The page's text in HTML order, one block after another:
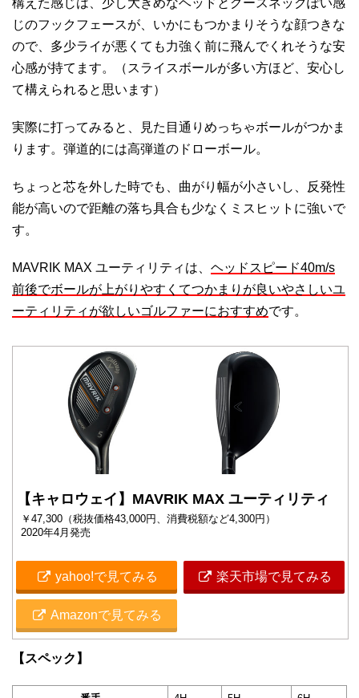
構えた感じは、少し大きめなヘッドとグースネックぽい感
じのフックフェースが、いかにもつかまりそうな顔つきな
ので、多少ライが悪くても力強く前に飛んでくれそうな安
心感が持てます。（スライスボールが多い方ほど、安心し
て構えられると思います）
実際に打ってみると、見た目通りめっちゃボールがつかま
ります。弾道的には高弾道のドローボール。
ちょっと芯を外した時でも、曲がり幅が小さいし、反発性
能が高いので距離の落ち具合も少なくミスヒットに強いで
す。
MAVRIK MAX ユーティリティは、 ヘッドスピード40m/s
前後でボールが上がりやすくてつかまりが良いやさしいユ
ーティリティが欲しいゴルファーにおすすめです。
【キャロウェイ】MAVRIK MAX ユーティリティ
￥47,300（税抜価格43,000円、消費税額など4,300円）
2020年4月発売
yahoo!で見てみる 楽天市場で見てみる
Amazonで見てみる
【スペック】